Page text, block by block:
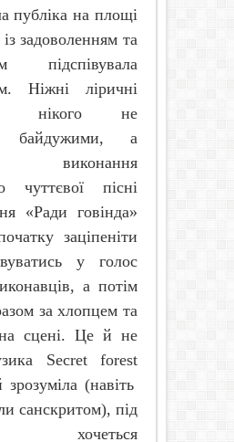
публіка на площі
задоволенням та
підспівувала
Ніжні ліричні
нікого не
байдужими, а
виконання
чуттєвої пісні
«Ради говінда»
заціпеніти
у голос
а потім
за хлопцем та
сцені. Це й не
Secret
forest
(навіть
санскритом), під